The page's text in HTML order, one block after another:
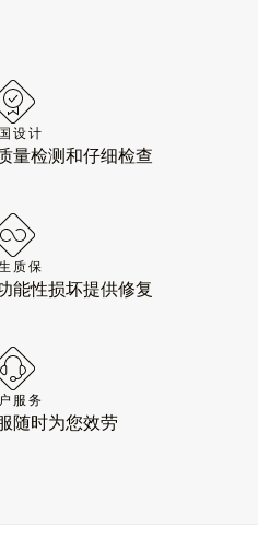
设计
量检测和仔细检查
质保
能性损坏提供修复
服务
随时为您效劳